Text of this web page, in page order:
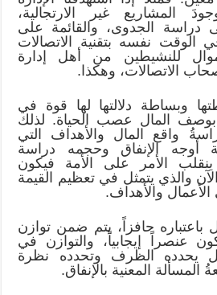
المشاريع غير الارتجالية،
دراسة الجدوى، والقائمة على
الوقت نفسه بتقنية الاتصالات
للنشيطين من أهل إدارة
الاتصالات، وهكذا.
وبساطة دلالتها لها قوة في
بوصف المال عصب الحياة. لذلك
واقع المال والأهداف التي
أوجه الإنفاق وحجمه دراسة
ينقلب الأمر على الأمة فيكون
والذي يتمثل في تعظيم القيمة
الأعمال والأهداف.
باعتباره حافزاً، يتم ضمن توازن
عنصراً إيجابياً، والتوازن في
يحدده الظرف وتحدده نظرة
المسألة المعنية بالإنفاق.